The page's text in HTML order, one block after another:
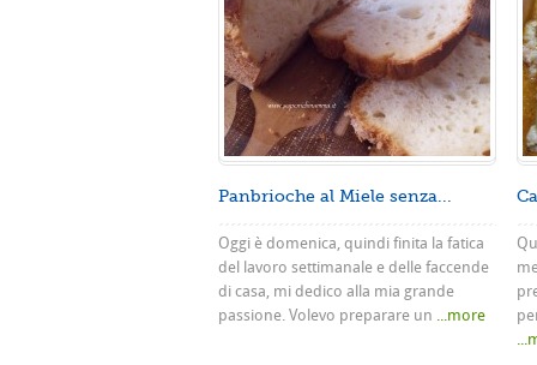
Panbrioche al Miele senza...
Oggi è domenica, quindi finita la fatica
del lavoro settimanale e delle faccende
di casa, mi dedico alla mia grande
passione. Volevo preparare un ...more